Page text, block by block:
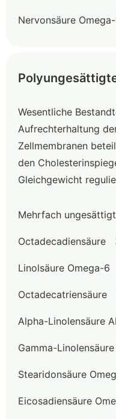
Nervonsäure
Wesentliche
Aufrechterhaltung
Zellmembranen
den
Gleichgewicht
Mehrfach
Octadecadiensäure
Linolsäure Omega-6
Octadecatriensäure
Alpha-Linolensäure
Gamma-
Stearidonsäure
Eicosadiensäure